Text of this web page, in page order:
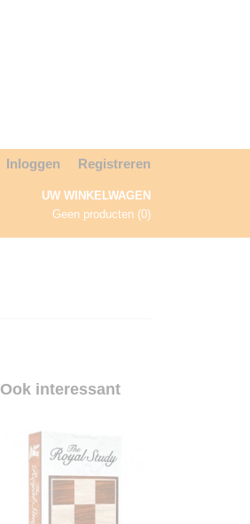
Inloggen Registreren
UW WINKELWAGEN
Geen producten (0)
Ook interessant